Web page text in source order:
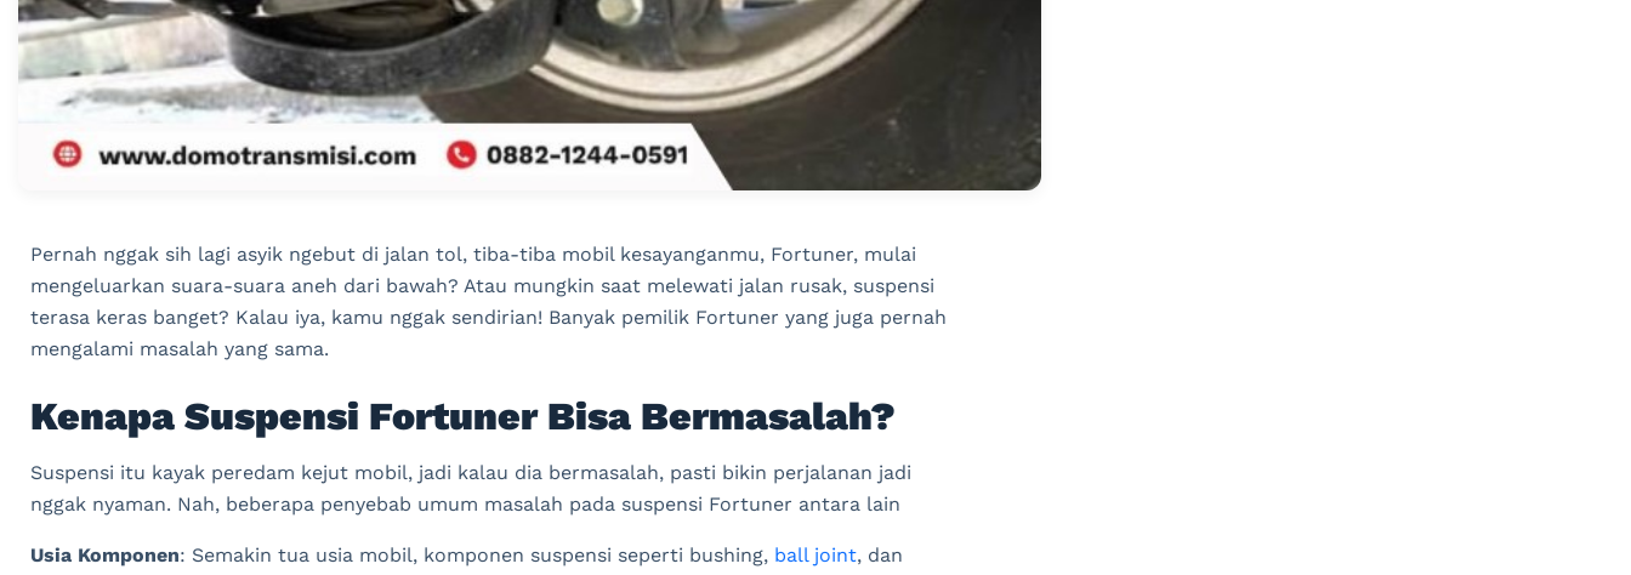
Pernah nggak sih lagi asyik ngebut di jalan tol, tiba-tiba mobil kesayanganmu, Fortuner, mulai
mengeluarkan suara-suara aneh dari bawah? Atau mungkin saat melewati jalan rusak, suspensi
terasa keras banget? Kalau iya, kamu nggak sendirian! Banyak pemilik Fortuner yang juga pernah
mengalami masalah yang sama.
Kenapa Suspensi Fortuner Bisa Bermasalah?
Suspensi itu kayak peredam kejut mobil, jadi kalau dia bermasalah, pasti bikin perjalanan jadi
nggak nyaman. Nah, beberapa penyebab umum masalah pada suspensi Fortuner antara lain
Usia Komponen: Semakin tua usia mobil, komponen suspensi seperti bushing, ball joint, dan